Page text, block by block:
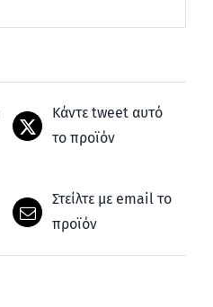
Κάντε tweet αυτό
το προϊόν
Στείλτε με email το
προϊόν